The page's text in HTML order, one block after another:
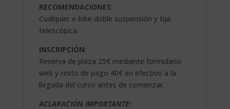
RECOMENDACIONES:
Cualquier e-bike doble suspensión y tija
telescópica.
INSCRIPCIÓN:
Reserva de plaza 25€ mediante formulario
web y resto de pago 40€ en efectivo a la
llegada del curso antes de comenzar.
ACLARACIÓN IMPORTANTE: